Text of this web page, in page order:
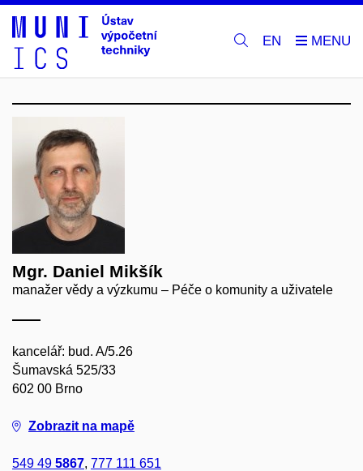
EN
Mgr. Daniel Mikšík
manažer vědy a výzkumu – Péče o komunity a uživatele
kancelář: bud. A/5.26
Šumavská 525/33
602 00 Brno
Zobrazit na mapě
549 49 5867, 777 111 651